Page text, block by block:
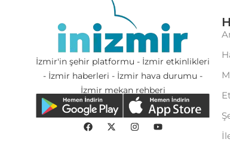
İzmir'in şehir platformu - İzmir etkinlikleri
- İzmir haberleri - İzmir hava durumu -
İzmir mekan rehberi